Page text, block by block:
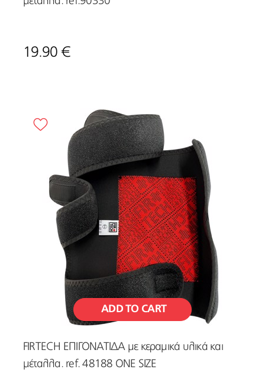
19.90 €
ADD TO CART
FIRTECH ΕΠΙΓΟΝΑΤΙΔΑ με κεραμικά υλικά και
μέταλλα. ref. 48188 ONE SIZE